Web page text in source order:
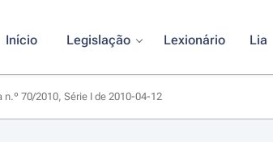
Início Legislação Lexionário Lia
n.º 70/2010, Série I de 2010-04-12